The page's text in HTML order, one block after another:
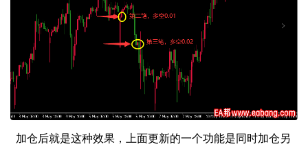
加仓后就是这种效果，上面更新的一个功能是同时加仓另